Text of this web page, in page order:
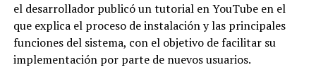
el desarrollador publicó un tutorial en YouTube en el
que explica el proceso de instalación y las principales
funciones del sistema, con el objetivo de facilitar su
implementación por parte de nuevos usuarios.